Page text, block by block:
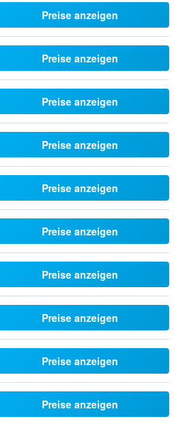
Preise anzeigen
Preise anzeigen
Preise anzeigen
Preise anzeigen
Preise anzeigen
Preise anzeigen
Preise anzeigen
Preise anzeigen
Preise anzeigen
Preise anzeigen